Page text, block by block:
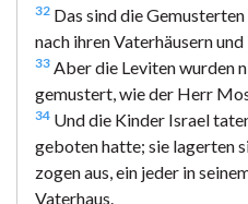
32 Das sind die
nach ihren Vaterhäusern
33 Aber die Leviten wurden
gemustert, wie der Herr
34 Und die Kinder Israel
geboten hatte; sie lagerten
zogen aus, ein jeder in
Vaterhaus.